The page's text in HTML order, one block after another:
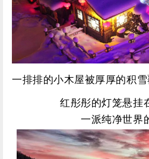
一排排的小木屋被厚厚的积雪
红彤彤的灯笼悬挂
一派纯净世界